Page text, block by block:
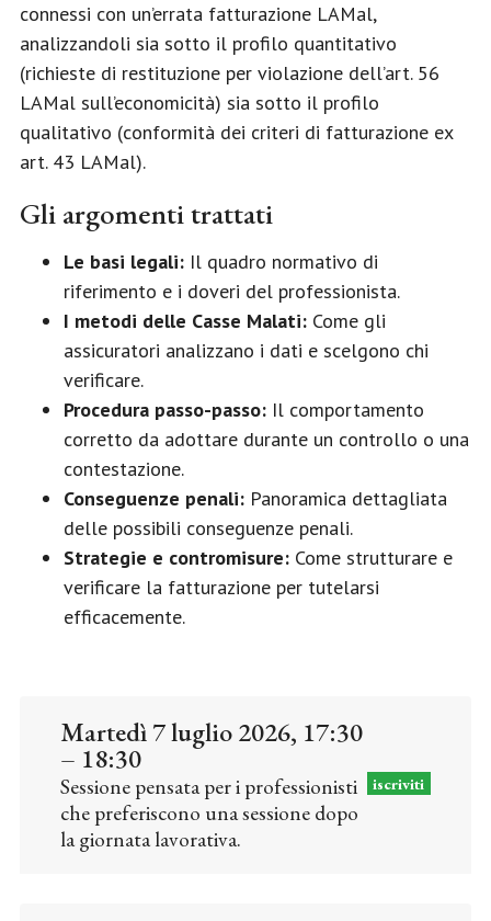
connessi con un’errata fatturazione LAMal,
analizzandoli sia sotto il profilo quantitativo
(richieste di restituzione per violazione dell’art. 56
LAMal sull’economicità) sia sotto il profilo
qualitativo (conformità dei criteri di fatturazione ex
art. 43 LAMal).
Gli argomenti trattati
Le basi legali: Il quadro normativo di
riferimento e i doveri del professionista.
I metodi delle Casse Malati: Come gli
assicuratori analizzano i dati e scelgono chi
verificare.
Procedura passo-passo: Il comportamento
corretto da adottare durante un controllo o una
contestazione.
Conseguenze penali: Panoramica dettagliata
delle possibili conseguenze penali.
Strategie e contromisure: Come strutturare e
verificare la fatturazione per tutelarsi
efficacemente.
Martedì 7 luglio 2026, 17:30
– 18:30
Sessione pensata per i professionisti
che preferiscono una sessione dopo
la giornata lavorativa.
iscriviti